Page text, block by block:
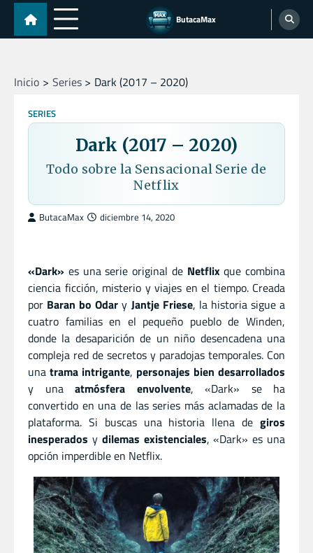
Skip
content
ButacaMax
Inicio Series Dark (2017 – 2020)
SERIES
Dark (2017 – 2020)
Todo sobre la Sensacional Serie de
Netflix
ButacaMax diciembre 14, 2020
«Dark» es una serie original de Netflixque combina
ciencia ficción, misterio y viajes en el tiempo. Creada
por Baran bo Odar y Jantje Friese, la historia sigue a
cuatro familias en el pequeño pueblo de Winden,
donde la desaparición de un niño desencadena una
compleja red de secretos y paradojas temporales. Con
una trama intrigante, personajes bien desarrollados
y una atmósfera envolvente, «Dark» se ha
convertido en una de las series más aclamadas de la
plataforma. Si buscas una historia llena de giros
inesperados y dilemas existenciales, «Dark» es una
opción imperdible en Netflix.